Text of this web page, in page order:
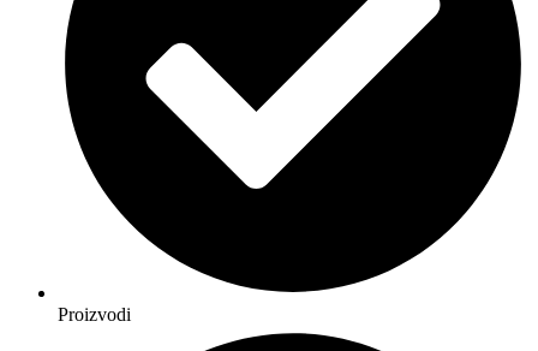
Proizvodi